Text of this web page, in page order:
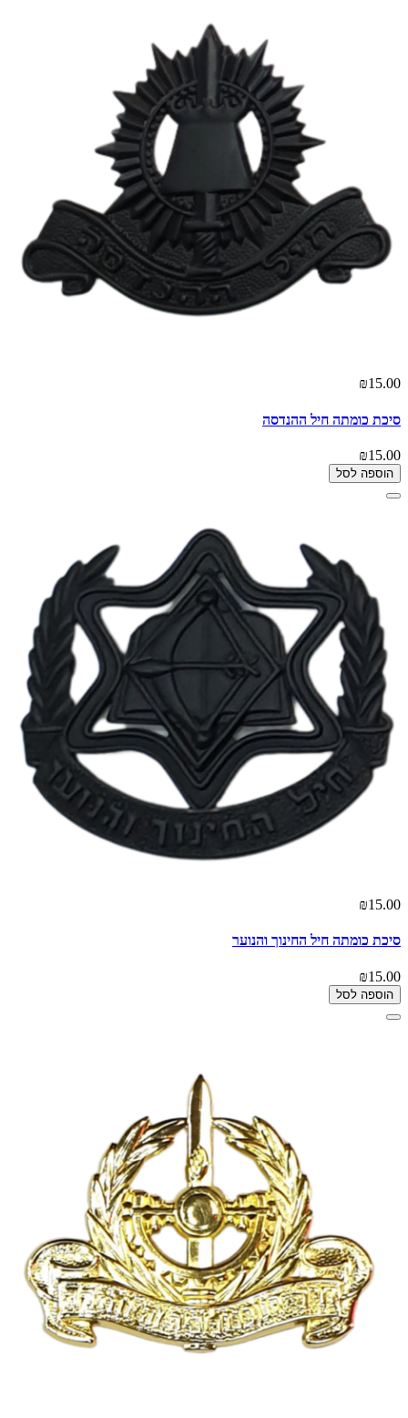
₪15.00
סיכת כומתה חיל ההנדסה
₪15.00
הוספה לסל
₪15.00
סיכת כומתה חיל החינוך והנוער
₪15.00
הוספה לסל